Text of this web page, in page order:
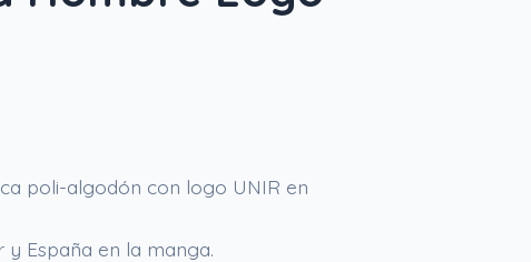
poli-algodón con logo UNIR en
y España en la manga.